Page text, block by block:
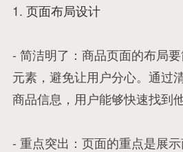
1. 页面布局设计
- 简洁明了：商品页面的布局
元素，避免让用户分心。通过
商品信息，用户能够快速找到
- 重点突出：页面的重点是展